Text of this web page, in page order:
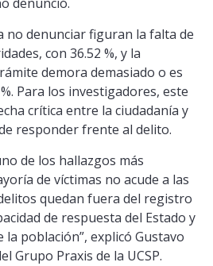
no denunciar figuran la falta de
con 36.52 %, y la
demora demasiado o es
Para los investigadores, este
crítica entre la ciudadanía y
responder frente al delito.
de los hallazgos más
de víctimas no acude a las
quedan fuera del registro
de respuesta del Estado y
población”, explicó Gustavo
Grupo Praxis de la UCSP.